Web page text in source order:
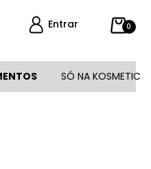
Entrar 0
SÓ NA KOSMETIC